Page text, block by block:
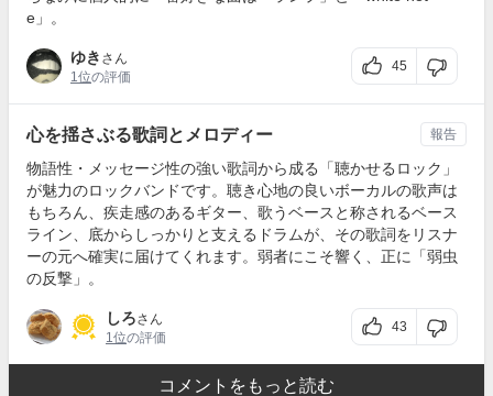
e」。
ゆき さん
1位の評価
45
心を揺さぶる歌詞とメロディー
物語性・メッセージ性の強い歌詞から成る「聴かせるロック」
が魅力のロックバンドです。聴き心地の良いボーカルの歌声は
もちろん、疾走感のあるギター、歌うベースと称されるベース
ライン、底からしっかりと支えるドラムが、その歌詞をリスナ
ーの元へ確実に届けてくれます。弱者にこそ響く、正に「弱虫
の反撃」。
しろさん
1位の評価
43
報告
コメントをもっと読む